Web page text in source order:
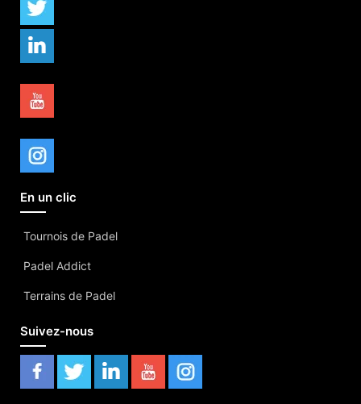
En un clic
Tournois de Padel
Padel Addict
Terrains de Padel
Suivez-nous